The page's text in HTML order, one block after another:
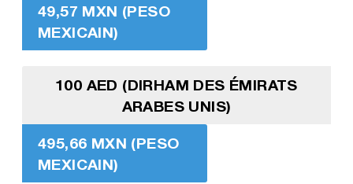
49,57 MXN (PESO
MEXICAIN)
100 AED (DIRHAM DES ÉMIRATS
ARABES UNIS)
495,66 MXN (PESO
MEXICAIN)